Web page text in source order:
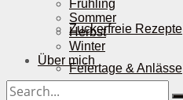
Zuckerfreie Rezepte
Feiertage & Anlässe
Frühling
Sommer
Herbst
Winter
Über mich